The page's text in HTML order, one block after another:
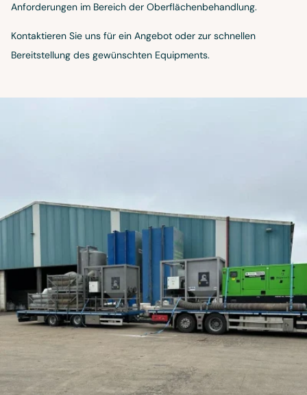
Anforderungen im Bereich der Oberflächenbehandlung.
Kontaktieren Sie uns für ein Angebot oder zur schnellen
Bereitstellung des gewünschten Equipments.